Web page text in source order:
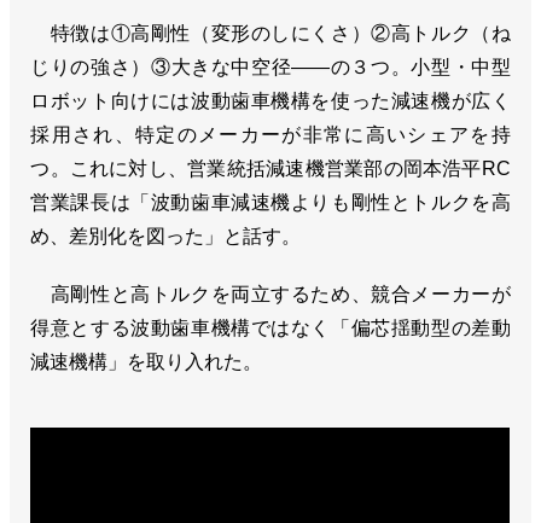
特徴は①高剛性（変形のしにくさ）②高トルク（ね
じりの強さ）③大きな中空径――の３つ。小型・中型
ロボット向けには波動歯車機構を使った減速機が広く
採用され、特定のメーカーが非常に高いシェアを持
つ。これに対し、営業統括減速機営業部の岡本浩平RC
営業課長は「波動歯車減速機よりも剛性とトルクを高
め、差別化を図った」と話す。
高剛性と高トルクを両立するため、競合メーカーが
得意とする波動歯車機構ではなく「偏芯揺動型の差動
減速機構」を取り入れた。